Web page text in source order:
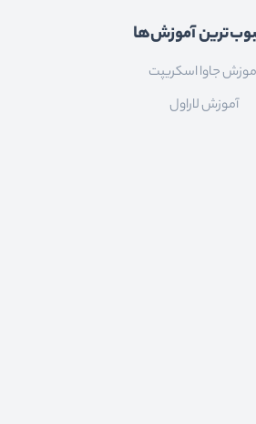
آموزش‌ها
جاوا اسکریپت
آموزش لاراول